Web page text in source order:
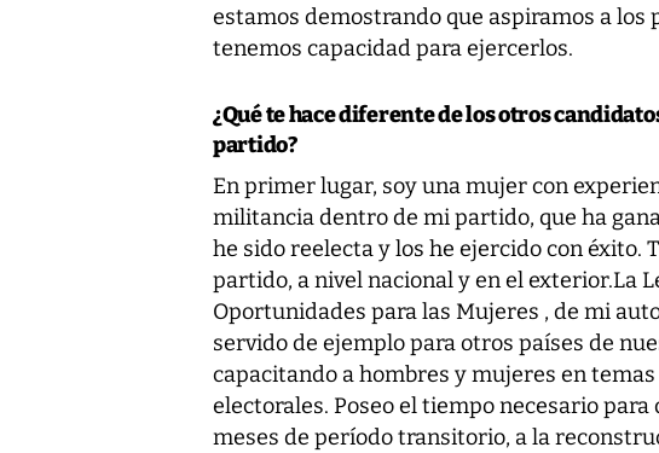
estamos demostrando que aspiramos a los
tenemos capacidad para ejercerlos.
¿Qué te hace diferente de los otros
partido?
En primer lugar, soy una mujer con
militancia dentro de mi partido, que ha
he sido reelecta y los he ejercido con éxito.
partido, a nivel nacional y en el exterior.La
Oportunidades para las Mujeres , de mi
servido de ejemplo para otros países de
capacitando a hombres y mujeres en
electorales. Poseo el tiempo necesario
meses de período transitorio, a la